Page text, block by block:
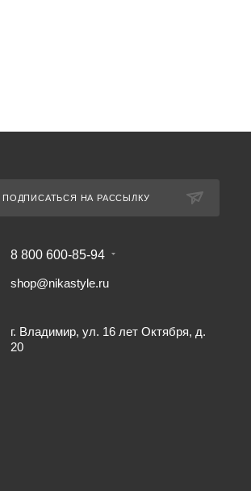
ПОДПИСАТЬСЯ НА РАССЫЛКУ
8 800 600-85-94
shop@nikastyle.ru
г. Владимир, ул. 16 лет Октября, д.
20